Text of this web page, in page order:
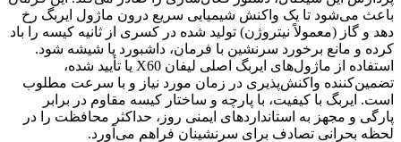
باعث می‌شود تا یک واکنش شیمیایی سریع درون ماژول ایربگ رخ
دهد و گاز (معمولاً نیتروژن) تولید شده در کسری از ثانیه کیسه را باد
کرده و مانع برخورد سرنشین با فرمان، داشبورد یا شیشه شود.
استفاده از ماژول‌های ایربگ اصلی لیفان X60 یا تأیید شده،
تضمین‌کننده واکنش‌پذیری در زمان مورد نیاز و با سرعت مطلوب
است. ایربگ با کیفیت، با پارچه و ساختار کیسه مقاوم در برابر
پارگی و مجهز به استانداردهای ایمنی روز، حداکثر محافظت را در
لحظه بحرانی تصادف برای سرنشینان فراهم می‌آورد.